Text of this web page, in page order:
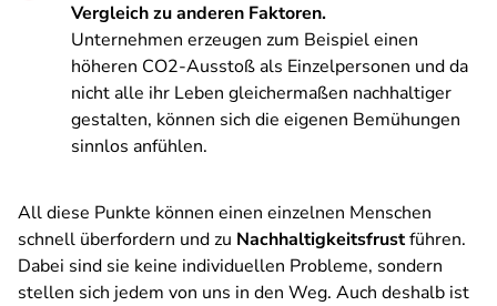
Vergleich zu anderen Faktoren.
Unternehmen erzeugen zum Beispiel einen
höheren CO2-Ausstoß als Einzelpersonen und da
nicht alle ihr Leben gleichermaßen nachhaltiger
gestalten, können sich die eigenen Bemühungen
sinnlos anfühlen.
All diese Punkte können einen einzelnen Menschen
schnell überfordern und zu Nachhaltigkeitsfrustführen.
Dabei sind sie keine individuellen Probleme, sondern
stellen sich jedem von uns in den Weg. Auch deshalb ist